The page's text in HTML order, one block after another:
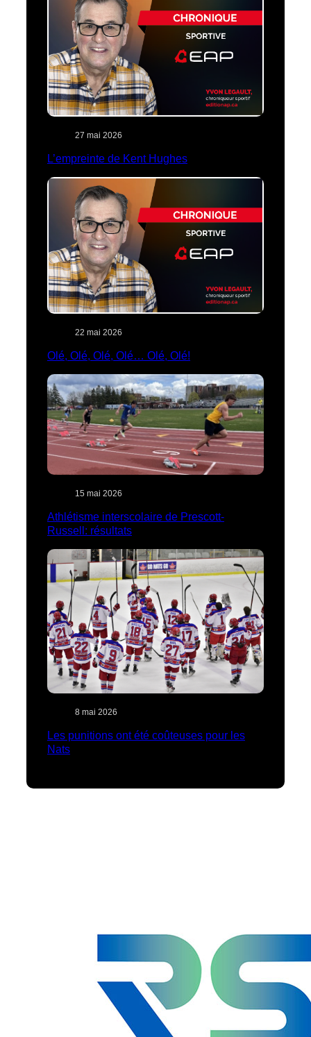
27 mai 2026
L’empreinte de Kent Hughes
22 mai 2026
Olé, Olé, Olé, Olé… Olé, Olé!
15 mai 2026
Athlétisme interscolaire de Prescott-
Russell: résultats
8 mai 2026
Les punitions ont été coûteuses pour les
Nats